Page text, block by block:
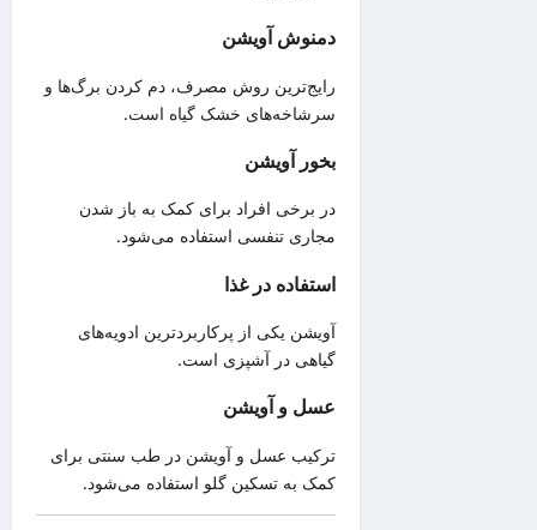
دمنوش آویشن
رایج‌ترین روش مصرف، دم کردن برگ‌ها و
سرشاخه‌های خشک گیاه است.
بخور آویشن
در برخی افراد برای کمک به باز شدن
مجاری تنفسی استفاده می‌شود.
استفاده در غذا
آویشن یکی از پرکاربردترین ادویه‌های
گیاهی در آشپزی است.
عسل و آویشن
ترکیب عسل و آویشن در طب سنتی برای
کمک به تسکین گلو استفاده می‌شود.